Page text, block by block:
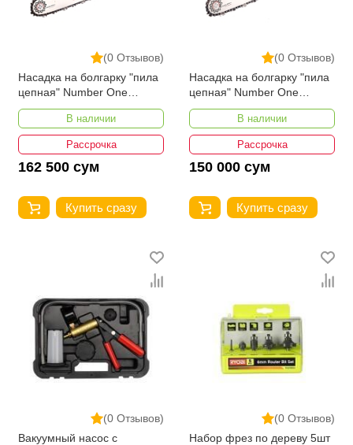
(0 Отзывов)
Насадка на болгарку "пила
цепная" Number One
CSP125/16-PRO
В наличии
Рассрочка
162 500 сум
Купить сразу
(0 Отзывов)
Насадка на болгарку "пила
цепная" Number One
CSP125/14-PRO
В наличии
Рассрочка
150 000 сум
Купить сразу
(0 Отзывов)
Вакуумный насос с
(0 Отзывов)
Набор фрез по дереву 5шт